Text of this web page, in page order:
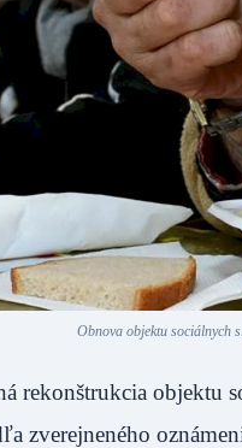
Obnova objektu sociálnych
rekonštrukcia objektu
zverejneného